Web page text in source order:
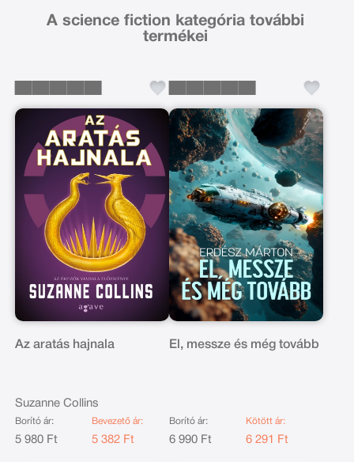
A science fiction kategória további
termékei
Az aratás hajnala
Suzanne Collins
Borító ár:
5 980 Ft
Bevezető ár:
5 382 Ft
El, messze és még tovább
Borító ár:
6 990 Ft
Kötött ár:
6 291 Ft